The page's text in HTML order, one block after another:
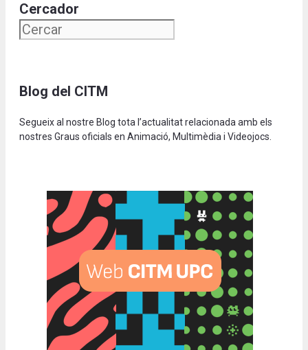
Cercador
Blog del CITM
Segueix al nostre Blog tota l’actualitat relacionada amb els
nostres Graus oficials en Animació, Multimèdia i Videojocs.